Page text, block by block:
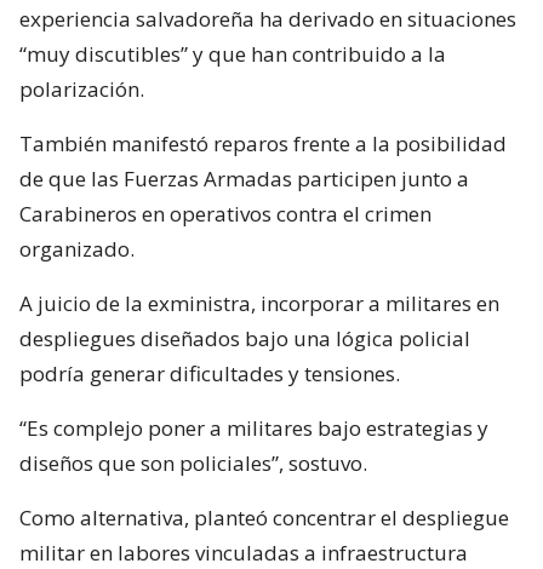
experiencia salvadoreña ha derivado en situaciones
“muy discutibles” y que han contribuido a la
polarización.
También manifestó reparos frente a la posibilidad
de que las Fuerzas Armadas participen junto a
Carabineros en operativos contra el crimen
organizado.
A juicio de la exministra, incorporar a militares en
despliegues diseñados bajo una lógica policial
podría generar dificultades y tensiones.
“Es complejo poner a militares bajo estrategias y
diseños que son policiales”, sostuvo.
Como alternativa, planteó concentrar el despliegue
militar en labores vinculadas a infraestructura